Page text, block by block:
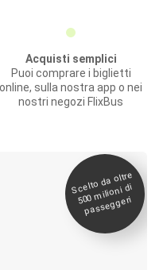
Acquisti semplici
Puoi comprare i biglietti
online, sulla nostra app o nei
nostri negozi FlixBus
Scelto da oltre
500
milioni di
passeggeri